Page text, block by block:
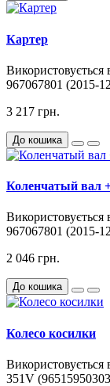
Картер
Використовується
967067801 (2015-
3 217 грн.
До кошика
Коленчатый вал
Використовується
967067801 (2015-
2 046 грн.
До кошика
Колесо косилки
Використовується
351V